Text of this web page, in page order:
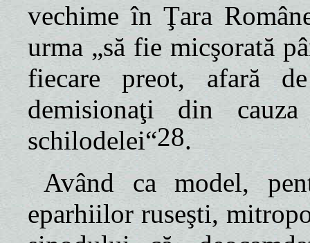
vechime în Ţara
urma „să fie micşorată
fiecare preot, afară
demisionaţi din
schilodelei“28.
Având ca model,
eparhiilor ruseşti,